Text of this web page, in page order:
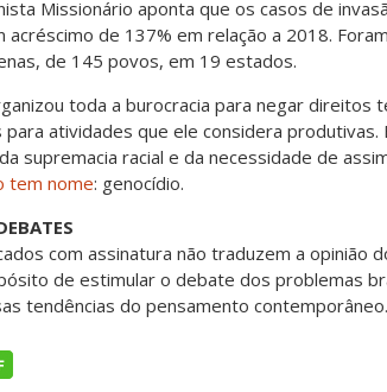
Missionário aponta que os casos de
acréscimo de 137% em relação a 2018.
de 145 povos, em 19 estados.
toda a burocracia para negar direitos
atividades que ele considera produtivas.
supremacia racial e da necessidade de
tem nome: genocídio.
com assinatura não traduzem a opinião
de estimular o debate dos problemas
tendências do pensamento contemporâneo.​